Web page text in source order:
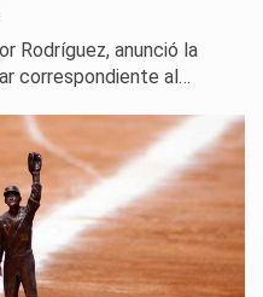
Rodríguez, anunció la
correspondiente al…